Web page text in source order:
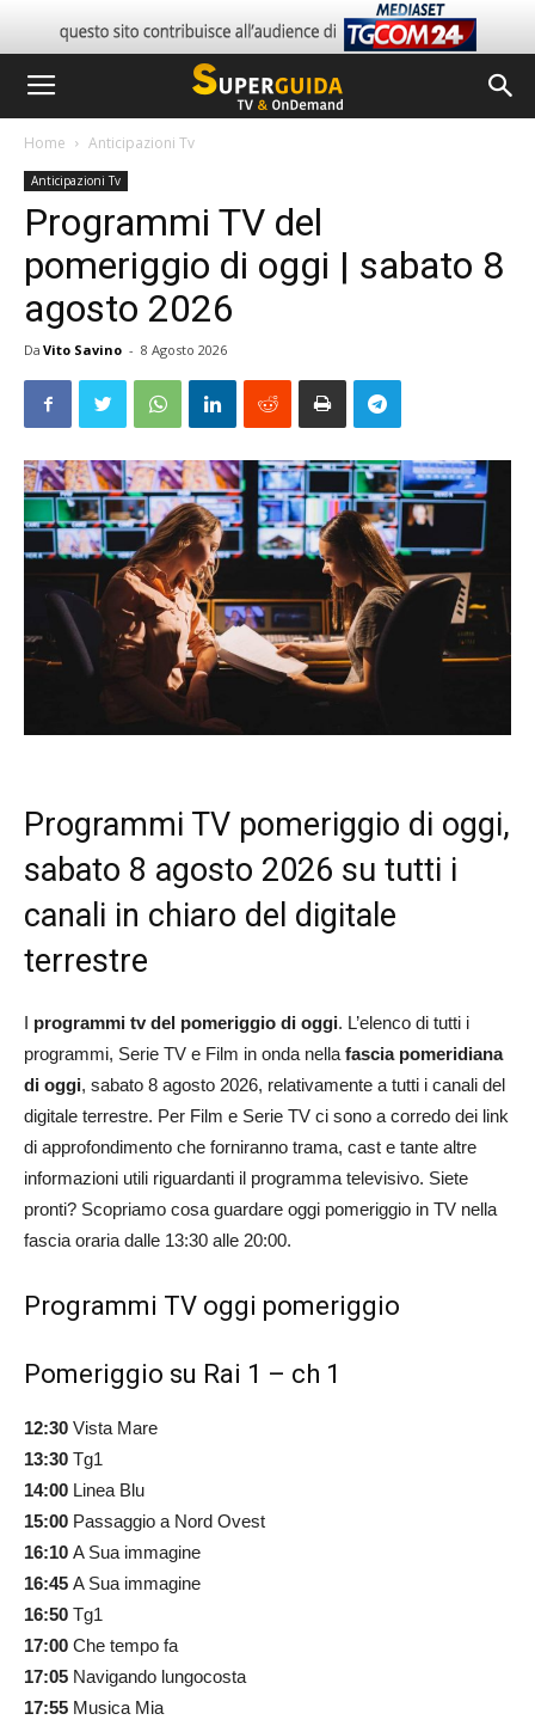
Home Anticipazioni Tv
Anticipazioni Tv
Programmi TV del
pomeriggio di oggi | sabato 8
agosto 2026
Da Vito Savino - 8 Agosto 2026
Programmi TV pomeriggio di oggi,
sabato 8 agosto 2026 su tutti i
canali in chiaro del digitale
terrestre
I programmi tv del pomeriggio di oggi. L’elenco di tutti i
programmi, Serie TV e Film in onda nella fascia pomeridiana
di oggi, sabato 8 agosto 2026, relativamente a tutti i canali del
digitale terrestre. Per Film e Serie TV ci sono a corredo dei link
di approfondimento che forniranno trama, cast e tante altre
informazioni utili riguardanti il programma televisivo. Siete
pronti? Scopriamo cosa guardare oggi pomeriggio in TV nella
fascia oraria dalle 13:30 alle 20:00.
Programmi TV oggi pomeriggio
Pomeriggio su Rai 1 – ch 1
12:30 Vista Mare
13:30 Tg1
14:00 Linea Blu
15:00 Passaggio a Nord Ovest
16:10 A Sua immagine
16:45 A Sua immagine
16:50 Tg1
17:00 Che tempo fa
17:05 Navigando lungocosta
17:55 Musica Mia